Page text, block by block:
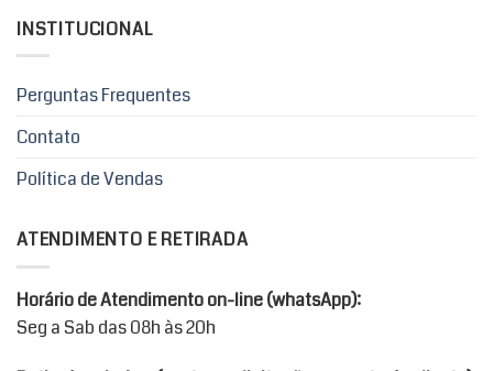
INSTITUCIONAL
Perguntas Frequentes
Contato
Política de Vendas
ATENDIMENTO E RETIRADA
Horário de Atendimento on-line (whatsApp):
Seg a Sab das 08h às 20h